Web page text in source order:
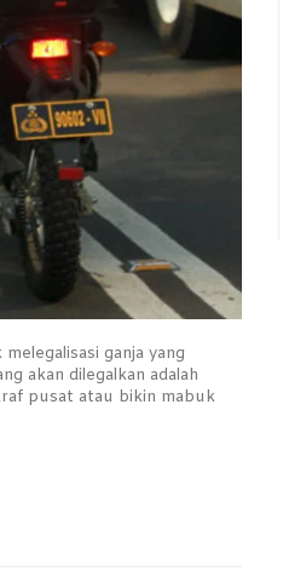
ganja yang
akan dilegalkan adalah
pusat atau bikin mabuk